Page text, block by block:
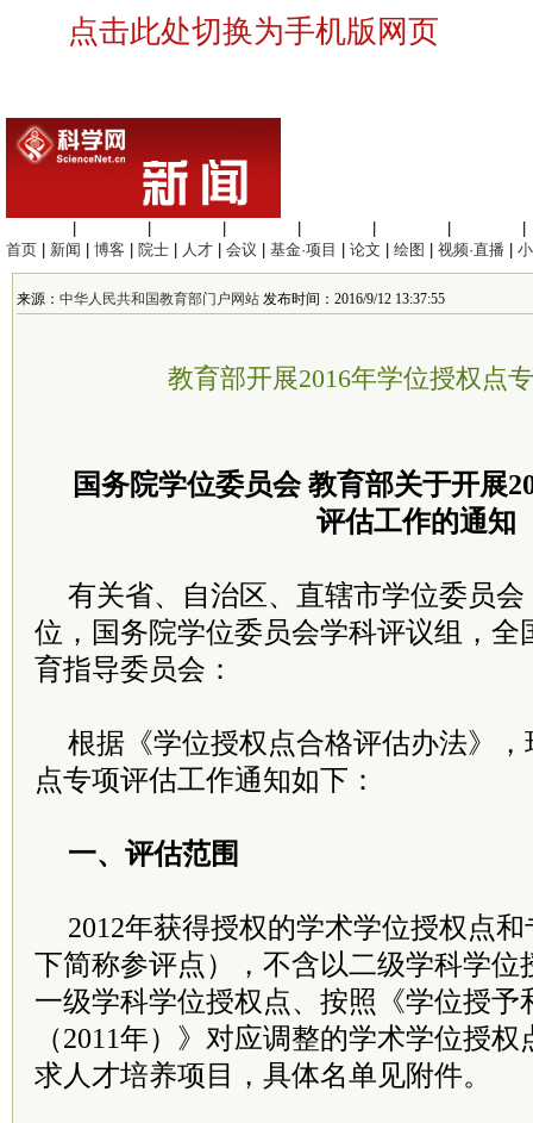
点击此处切换为手机版网页
首页
新闻 博客 院士 人才 会议 基金·项目 论文 绘图 视频·直播
来源： 中华人民共和国教育部门户网站 发布时间：2016/9/12 13:37:55
教育部开展2016年学位授权点
国务院学位委员会 教育部关于开展
评估工作的通知
有关省、自治区、直辖市学位委员
位，国务院学位委员会学科评议组，全
育指导委员会：
根据《学位授权点合格评估办法》，
点专项评估工作通知如下：
一、评估范围
2012年获得授权的学术学位授权点
下简称参评点），不含以二级学科学位
一级学科学位授权点、按照《学位授予
（2011年）》对应调整的学术学位授
求人才培养项目，具体名单见附件。